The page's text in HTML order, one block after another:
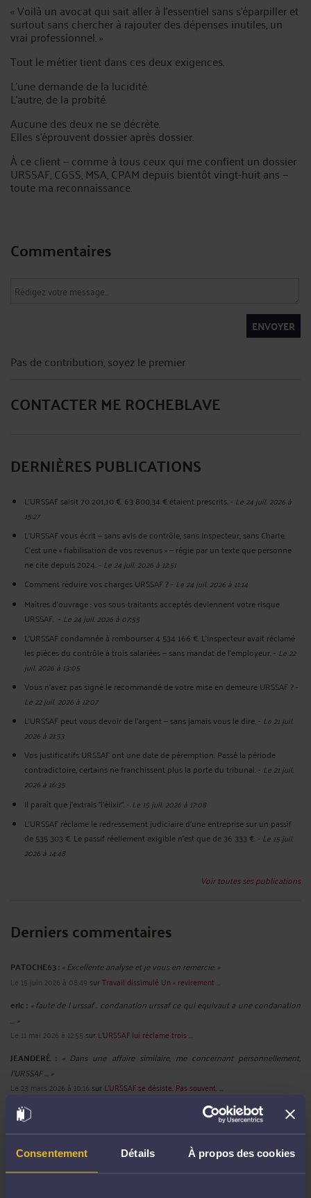
Consentement Détails À propos des cookies
« Voilà un avocat qui sait aller à l’essentiel sans s’éparpiller et
surtout sans chercher à rajouter des dépenses inutiles, un
vrai professionnel. »
Tout le métier tient dans ces deux exigences.
L'une demande de la lucidité.
L'autre, de la probité.
Aucune des deux ne se décrète.
Elles s'éprouvent dossier après dossier.
À ce client — comme à tous ceux qui me confient un dossier
URSSAF, CGSS, MSA, CPAM depuis bientôt vingt-huit ans —
toute ma reconnaissance.
Commentaires
ENVOYER
Pas de contribution, soyez le premier
CONTACTER ME ROCHEBLAVE
DERNIÈRES PUBLICATIONS
L'URSSAF saisit 70 201,10 €. 63 800,34 € étaient prescrits.- Le 24 juil. 2026 à
15:27
L'URSSAF vous écrit — sans avis de contrôle, sans inspecteur, sans Charte.
C'est une « fiabilisation de vos revenus » — régie par un texte que personne
ne cite depuis 2024.- Le 24 juil. 2026 à 12:51
Comment réduire vos charges URSSAF ?- Le 24 juil. 2026 à 11:14
Maîtres d'ouvrage : vos sous-traitants acceptés deviennent votre risque
URSSAF. - Le 24 juil. 2026 à 07:55
L'URSSAF condamnée à rembourser 4 534 166 €. L'inspecteur avait réclamé
les pièces du contrôle à trois salariées — sans mandat de l'employeur.- Le 22
juil. 2026 à 13:05
Vous n'avez pas signé le recommandé de votre mise en demeure URSSAF ?-
Le 22 juil. 2026 à 12:07
L’URSSAF peut vous devoir de l’argent — sans jamais vous le dire.- Le 21 juil.
2026 à 21:53
Vos justificatifs URSSAF ont une date de péremption. Passé la période
contradictoire, certains ne franchissent plus la porte du tribunal.- Le 21 juil.
2026 à 16:35
Il paraît que j'extrais "l'élixir".- Le 15 juil. 2026 à 17:08
L'URSSAF réclame le redressement judiciaire d'une entreprise sur un passif
de 535 303 €. Le passif réellement exigible n'est que de 36 333 €.- Le 15 juil.
2026 à 14:48
Voir toutes ses publications
Derniers commentaires
PATOCHE63 :« Excellente analyse et je vous en remercie. »
Le 15 juin 2026 à 08:49 surTravail dissimulé Un « revirement ...
eric : « faute de l urssaf . condanation urssaf ce qui equivaut a une condanation
... »
Le 11 mai 2026 à 12:55 sur L'URSSAF lui réclame trois ...
JEANDERÉ : « Dans une affaire similaire, me concernant personnellement,
l'URSSAF ... »
Le 23 mars 2026 à 10:16 sur L'URSSAF se désiste. Pas souvent. ...
Bébé :
« Si lemployeur se trompe en déclarant une fiche de paie es-ce que
URSSAF ... »
« La cour rappelle que l'abus de la liberté d'expression est ...
»